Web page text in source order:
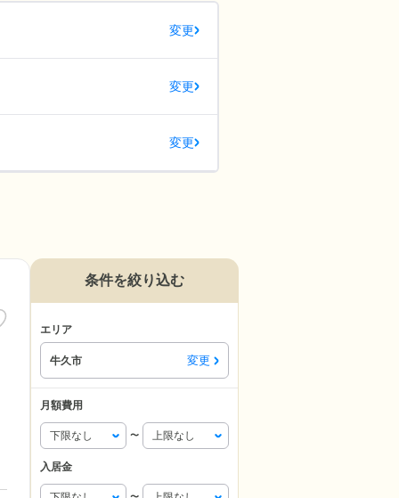
変更
変更
変更
条件を絞り込む
エリア
牛久市 変更
月額費用
〜
入居金